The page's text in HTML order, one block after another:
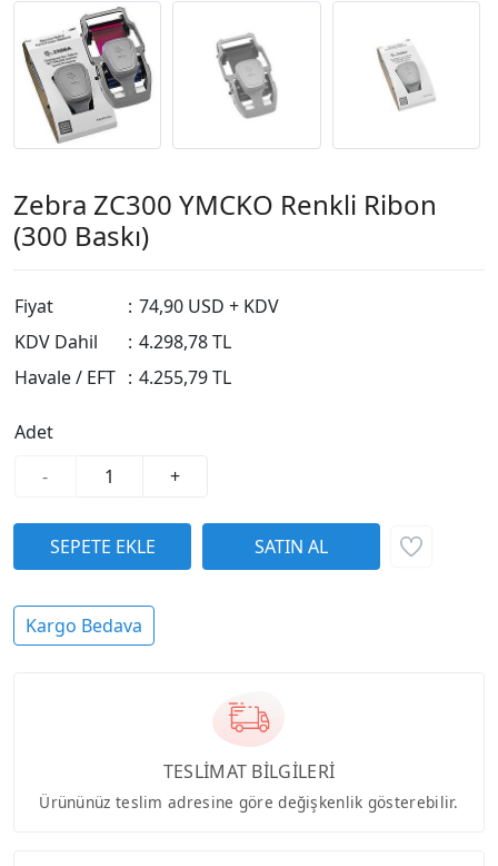
Zebra ZC300 YMCKO Renkli Ribon
(300 Baskı)
Fiyat : 74,90 USD + KDV
KDV Dahil
: 4.298,78 TL
Havale / EFT : 4.255,79 TL
Adet
-
+
Kargo Bedava
TESLİMAT BİLGİLERİ
Ürününüz teslim adresine göre değişkenlik gösterebilir.